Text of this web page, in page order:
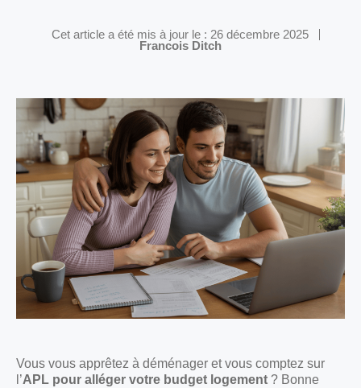
Cet article a été mis à jour le : 26 décembre 2025
Francois Ditch
Vous vous apprêtez à déménager et vous comptez sur
l’APL pour alléger votre budget logement ? Bonne